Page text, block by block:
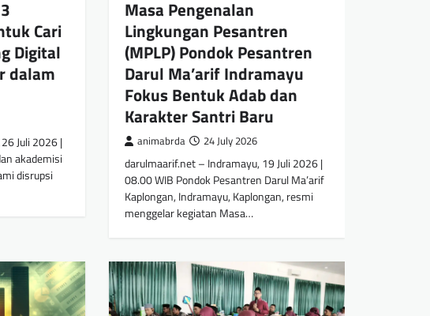
Cari
Digital
dalam
Juli 2026 |
akademisi
disrupsi
Masa Pengenalan
Lingkungan Pesantren
(MPLP) Pondok Pesantren
Darul Ma’arif Indramayu
Fokus Bentuk Adab dan
Karakter Santri Baru
animabrda 24 July 2026
darulmaarif.net – Indramayu, 19 Juli 2026 |
08.00 WIB Pondok Pesantren Darul Ma’arif
Kaplongan, Indramayu, Kaplongan, resmi
menggelar kegiatan Masa…